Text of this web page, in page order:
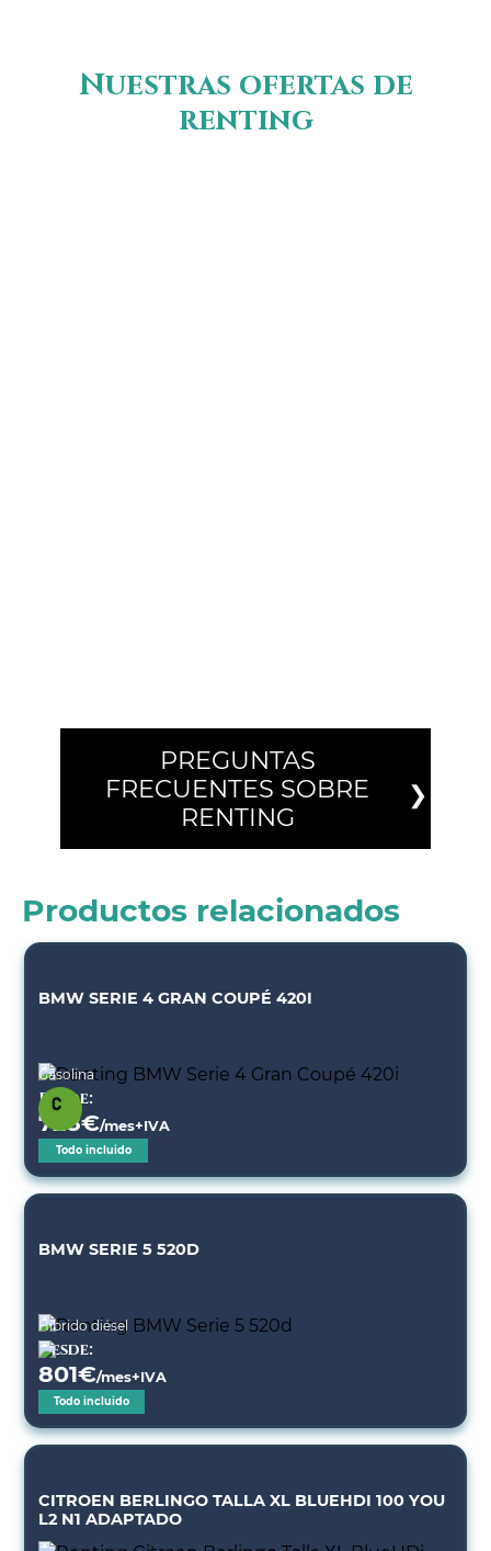
Nuestras ofertas de
renting
PREGUNTAS
FRECUENTES SOBRE
RENTING
Productos relacionados
BMW SERIE 4 GRAN COUPÉ 420I
Gasolina
Desde:
728€/mes+IVA
Todo incluido
BMW SERIE 5 520D
Híbrido diésel
Desde:
801€/mes+IVA
Todo incluido
CITROEN BERLINGO TALLA XL BLUEHDI 100 YOU
L2 N1 ADAPTADO